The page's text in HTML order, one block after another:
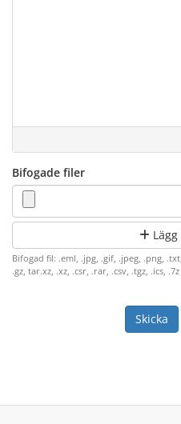
Bifogade filer
Bifogad fil: .eml, .jpg, .gif, .jpeg, .png,
.gz, tar.xz, .xz, .csr, .rar, .csv, .tgz, .ics,